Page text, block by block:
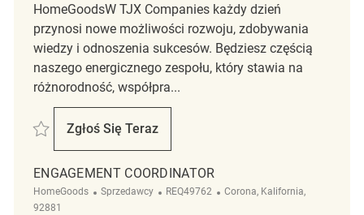
HomeGoodsW TJX Companies każdy dzień
przynosi nowe możliwości rozwoju, zdobywania
wiedzy i odnoszenia sukcesów. Będziesz częścią
naszego energicznego zespołu, który stawia na
różnorodność, współpra...
Zapisać Engagement Coordinator REQ17922
Zgłoś Się Teraz
Engagement Coordinator
ENGAGEMENT COORDINATOR
HomeGoods Kategoria
Sprzedawcy ReqId
REQ49762 Lokalizacja
Corona, Kalifornia,
92881